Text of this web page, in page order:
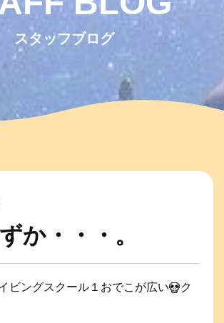
スタッフブログ
か・・・。
ビングスクール１おでこが広い
ク